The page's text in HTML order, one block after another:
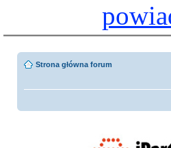
Strona główna forum